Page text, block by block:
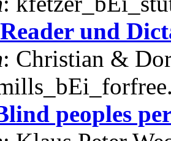
und
: Christian &
peoples